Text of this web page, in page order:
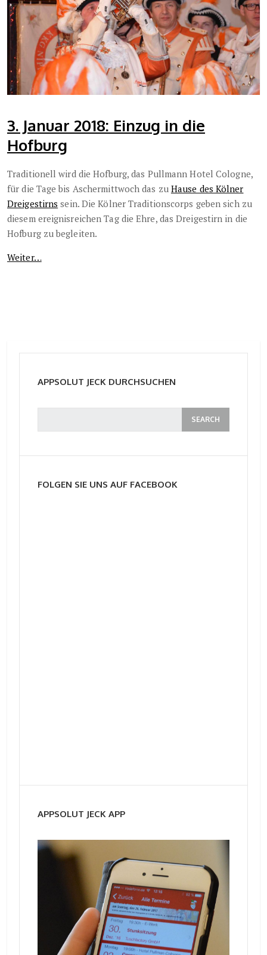
3. Januar 2018: Einzug in die
Hofburg
Traditionell wird die Hofburg, das Pullmann Hotel Cologne,
für die Tage bis Aschermittwoch das zu Hause des Kölner
Dreigestirns sein. Die Kölner Traditionscorps geben sich zu
diesem ereignisreichen Tag die Ehre, das Dreigestirn in die
Hofburg zu begleiten.
Weiter…
APPSOLUT JECK DURCHSUCHEN
FOLGEN SIE UNS AUF FACEBOOK
APPSOLUT JECK APP